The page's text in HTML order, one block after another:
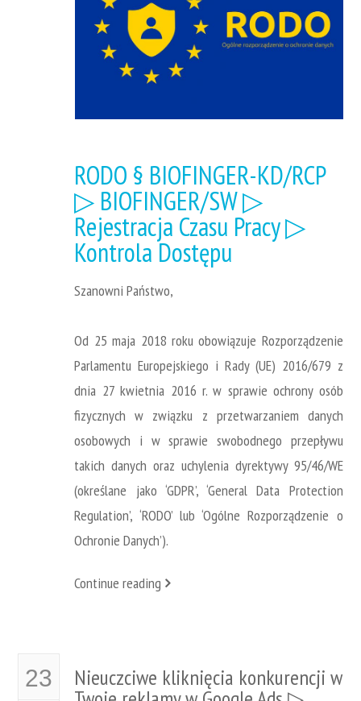
RODO § BIOFINGER-KD/RCP
▷ BIOFINGER/SW ▷
Rejestracja Czasu Pracy ▷
Kontrola Dostępu
Szanowni Państwo,
Od 25 maja 2018 roku obowiązuje Rozporządzenie
Parlamentu Europejskiego i Rady (UE) 2016/679 z
dnia 27 kwietnia 2016 r. w sprawie ochrony osób
fizycznych w związku z przetwarzaniem danych
osobowych i w sprawie swobodnego przepływu
takich danych oraz uchylenia dyrektywy 95/46/WE
(określane jako ‘GDPR’, ‘General Data Protection
Regulation’, ‘RODO’ lub ‘Ogólne Rozporządzenie o
Ochronie Danych’).
Continue reading
23 Nieuczciwe kliknięcia konkurencji w